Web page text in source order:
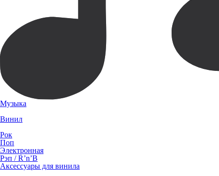
Музыка
Винил
Рок
Поп
Электронная
Рэп / R’n’B
Аксессуары для винила